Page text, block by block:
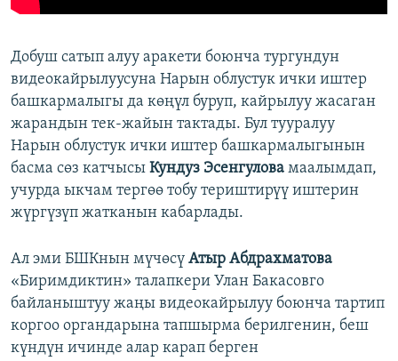
Добуш сатып алуу аракети боюнча тургундун
видеокайрылуусуна Нарын облустук ички иштер
башкармалыгы да көңүл буруп, кайрылуу жасаган
жарандын тек-жайын тактады. Бул тууралуу
Нарын облустук ички иштер башкармалыгынын
басма сөз катчысы Кундуз Эсенгулова маалымдап,
учурда ыкчам тергөө тобу териштирүү иштерин
жүргүзүп жатканын кабарлады.
Ал эми БШКнын мүчөсү Атыр Абдрахматова
«Биримдиктин» талапкери Улан Бакасовго
байланыштуу жаңы видеокайрылуу боюнча тартип
коргоо органдарына тапшырма берилгенин, беш
күндүн ичинде алар карап берген